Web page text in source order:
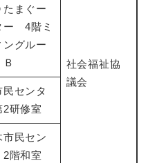
社会福祉協
議会
たまぐー
ー 4階ミ
ングルー
Ｂ
民センタ
研修室
市民セン
階和室